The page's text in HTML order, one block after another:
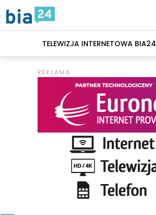
TELEWIZJA INTERNETOWA BIA24